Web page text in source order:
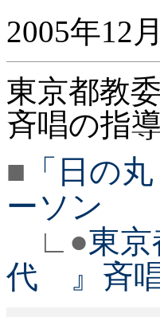
2005年12
東京都教
斉唱の指
■ 「日の
ーソン
∟●東
代 』斉唱